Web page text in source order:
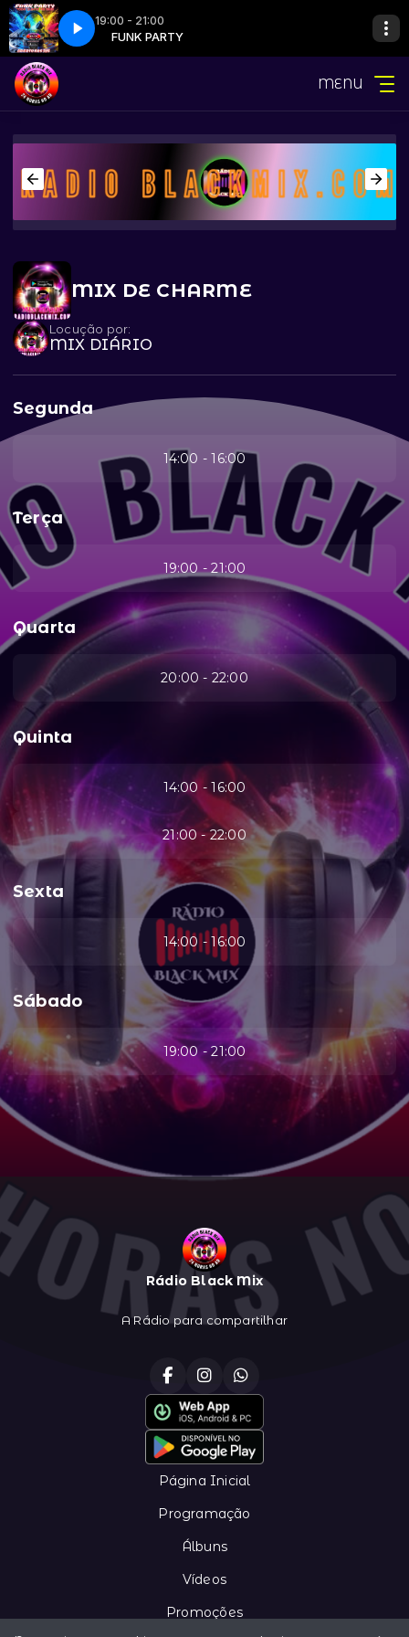
19:00 - 21:00
FUNK PARTY
PINEIRO ALBERTO DJ.m4aPGR 17 FUNK PARTY DJ FABIO PINEIRO
MENU
MIX DE CHARME
Locução por:
MIX DIÁRIO
Segunda
14:00 - 16:00
Terça
19:00 - 21:00
Quarta
20:00 - 22:00
Quinta
14:00 - 16:00
21:00 - 22:00
Sexta
14:00 - 16:00
Sábado
19:00 - 21:00
Rádio Black Mix
A Rádio para compartilhar
Página Inicial
Programação
Álbuns
Vídeos
Promoções